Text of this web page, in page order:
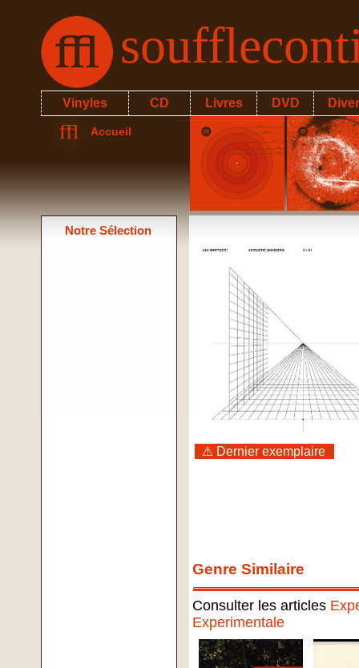
Vinyles CD Livres DVD
Accueil
Notre Sélection
⚠ Dernier exemplaire
Genre Similaire
Consulter les articles
Experimentale